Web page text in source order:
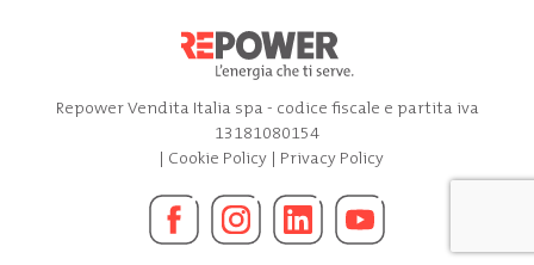
Repower Vendita Italia spa - codice fiscale e partita iva
13181080154
| Cookie Policy| Privacy Policy